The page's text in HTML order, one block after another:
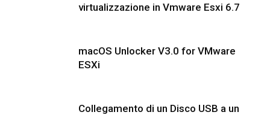
virtualizzazione in Vmware Esxi 6.7
macOS Unlocker V3.0 for VMware
ESXi
Collegamento di un Disco USB a un